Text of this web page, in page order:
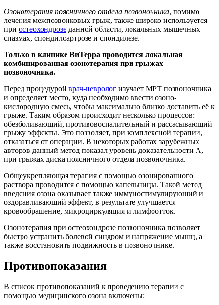
Озонотерапия поясничного отдела позвоночника, помимо
лечения межпозвонковых грыж, также широко используется
при остеохондрозе данной области, локальных мышечных
спазмах, спондилоартрозе и спондилезе.
Только в клинике ВиТерра проводится локальная
комбинированная озонотерапия при грыжах
позвоночника.
Перед процедурой врач-невролог изучает МРТ позвоночника
и определяет место, куда необходимо ввести озоно-
кислородную смесь, чтобы максимально близко доставить её к
грыже. Таким образом происходит несколько процессов:
обезболивающий, противовоспалительный и рассасывающий
грыжу эффекты. Это позволяет, при комплексной терапии,
отказаться от операции. В некоторых работах зарубежных
авторов данный метод показал уровень доказательности А,
при грыжах диска поясничного отдела позвоночника.
Общеукрепляющая терапия с помощью озонированного
раствора проводится с помощью капельницы. Такой метод
введения озона оказывает также иммуностимулирующий и
оздоравливающий эффект, в результате улучшается
кровообращение, микроциркуляция и лимфоотток.
Озонотерапия при остеохондрозе позвоночника позволяет
быстро устранить болевой синдром и напряжение мышц, а
также восстановить подвижность в позвоночнике.
Противопоказания
В список противопоказаний к проведению терапии с
помощью медицинского озона включены: